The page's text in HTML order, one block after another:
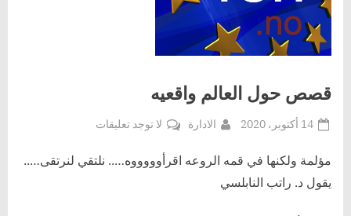
قصص حول العالم واقعيه
Posted
14 أكتوبر، 2020 By
الادارة لا توجد تعليقاتعلى
حول
مؤلمة ولكنها في قمه الروعه اقرأوووووه….. نلتقي لنرتقى…..
يقول د. راتب النابلسي